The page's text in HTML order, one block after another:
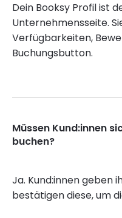
Dein Booksy Profil ist
Unternehmensseite.
Verfügbarkeiten,
Buchungsbutton.
Müssen Kund:innen
buchen?
Ja. Kund:innen geben
bestätigen diese, um